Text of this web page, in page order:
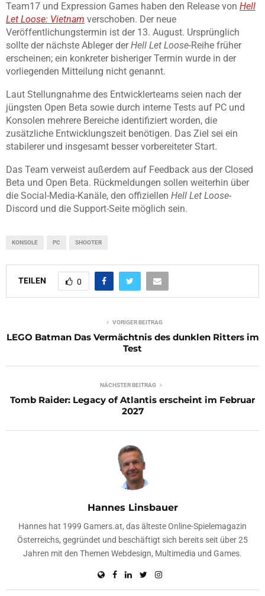
Team17 und Expression Games haben den Release von Hell
Let Loose: Vietnam verschoben. Der neue
Veröffentlichungstermin ist der 13. August. Ursprünglich
sollte der nächste Ableger derHell Let Loose-Reihe früher
erscheinen; ein konkreter bisheriger Termin wurde in der
vorliegenden Mitteilung nicht genannt.
Laut Stellungnahme des Entwicklerteams seien nach der
jüngsten Open Beta sowie durch interne Tests auf PC und
Konsolen mehrere Bereiche identifiziert worden, die
zusätzliche Entwicklungszeit benötigen. Das Ziel sei ein
stabilerer und insgesamt besser vorbereiteter Start.
Das Team verweist außerdem auf Feedback aus der Closed
Beta und Open Beta. Rückmeldungen sollen weiterhin über
die Social-Media-Kanäle, den offiziellen Hell Let Loose-
Discord und die Support-Seite möglich sein.
KONSOLE PC SHOOTER
TEILEN 0
VORIGER BEITRAG
LEGO Batman Das Vermächtnis des dunklen Ritters im
Test
NÄCHSTER BEITRAG
Tomb Raider: Legacy of Atlantis erscheint im Februar
2027
Hannes Linsbauer
Hannes hat 1999 Gamers.at, das älteste Online-Spielemagazin
Österreichs, gegründet und beschäftigt sich bereits seit über 25
Jahren mit den Themen Webdesign, Multimedia und Games.